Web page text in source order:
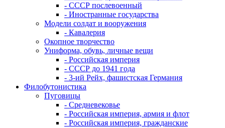
- СССР послевоенный
- Иностранные государства
Модели солдат и вооружения
- Кавалерия
Окопное творчество
Униформа, обувь, личные вещи
- Российская империя
- СССР до 1941 года
- 3-ий Рейх, фашистская Германия
Филобутонистика
Пуговицы
- Средневековье
- Российская империя, армия и флот
- Российская империя, гражданские